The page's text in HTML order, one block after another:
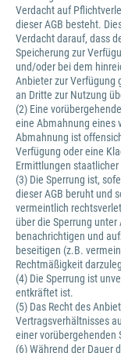
Verdacht auf
dieser AGB besteht.
Verdacht darauf, dass
Speicherung zur
und/oder bei dem
Anbieter zur Verfügung
an Dritte zur Nutzung
(2) Eine
eine Abmahnung eines
Abmahnung ist
Verfügung oder eine
Ermittlungen staatlicher
(3) Die Sperrung ist,
dieser AGB beruht und
vermeintlich
über die Sperrung
benachrichtigen und
beseitigen (z.B.
Rechtmäßigkeit
(4) Die Sperrung ist
entkräftet ist.
(5) Das Recht des
Vertragsverhältnisses
einer vorübergehenden
(6) Während der Dauer